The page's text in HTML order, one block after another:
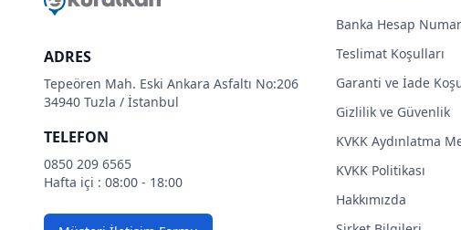
ADRES
Tepeören Mah. Eski Ankara Asfaltı No:206
34940 Tuzla / İstanbul
TELEFON
0850 209 6565
Hafta içi : 08:00 - 18:00
Banka Hesap
Teslimat Koşulları
Garanti ve İade
Gizlilik ve Güvenlik
KVKK Aydınlatma
KVKK Politikası
Hakkımızda